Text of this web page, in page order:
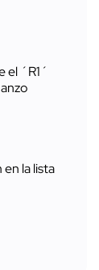
el ´R1´
la lista